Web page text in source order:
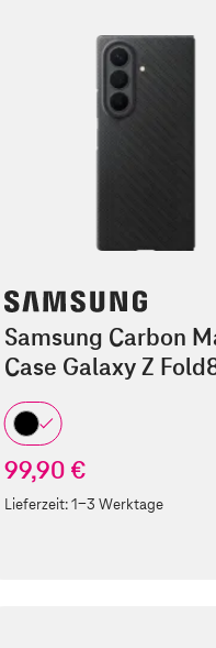
Samsung Carbon
Case Galaxy Z
99,90 €
Lieferzeit:1-3 Werktage